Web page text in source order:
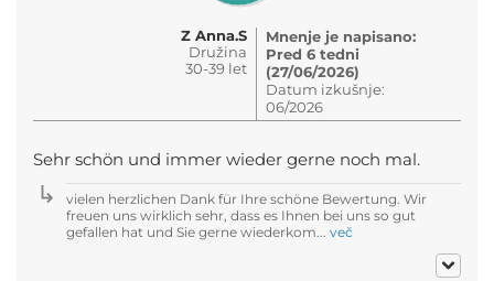
Z Anna.S
Družina
30-39 let
Mnenje je napisano:
Pred 6 tedni
(27/06/2026)
Datum izkušnje:
06/2026
Sehr schön und immer wieder gerne noch mal.
vielen herzlichen Dank für Ihre schöne Bewertung. Wir
freuen uns wirklich sehr, dass es Ihnen bei uns so gut
gefallen hat und Sie gerne wiederkom... več